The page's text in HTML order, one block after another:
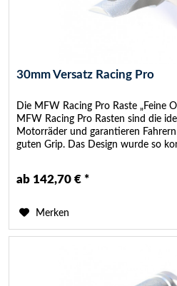
30mm Versatz Racing Pro
Die MFW Racing Pro Raste „Feine
MFW Racing Pro Rasten sind die
Motorräder und garantieren
guten Grip. Das Design wurde so
ab 142,70 € *
Merken